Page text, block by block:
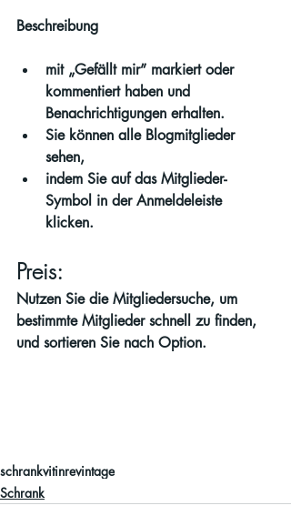
Beschreibung
mit „Gefällt mir” markiert oder
kommentiert haben und
Benachrichtigungen erhalten.
Sie können alle Blogmitglieder
sehen,
indem Sie auf das Mitglieder-
Symbol in der Anmeldeleiste
klicken.
Preis:
Nutzen Sie die Mitgliedersuche, um
bestimmte Mitglieder schnell zu finden,
und sortieren Sie nach Option.
schrankvitinrevintage
Schrank